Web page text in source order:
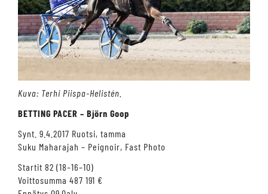
Kuva: Terhi Piispa-Helistén.
BETTING PACER – Björn Goop
Synt. 9.4.2017 Ruotsi, tamma
Suku Maharajah – Peignoir, Fast Photo
Startit 82 (18–16–10)
Voittosumma 487 191 €